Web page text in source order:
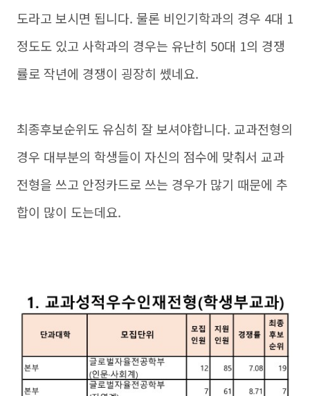
도라고 보시면 됩니다. 물론 비인기학과의 경우 4대 1
정도도 있고 사학과의 경우는 유난히 50대 1의 경쟁
률로 작년에 경쟁이 굉장히 쎘네요.
최종후보순위도 유심히 잘 보셔야합니다. 교과전형의
경우 대부분의 학생들이 자신의 점수에 맞춰서 교과
전형을 쓰고 안정카드로 쓰는 경우가 많기 때문에 추
합이 많이 도는데요.